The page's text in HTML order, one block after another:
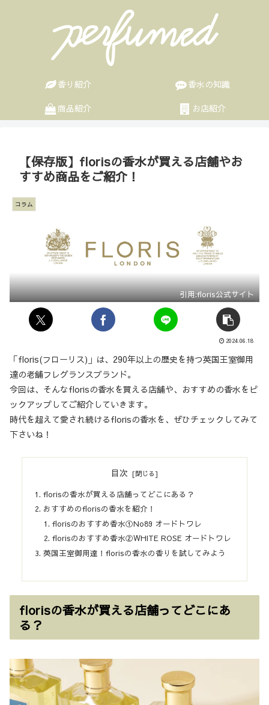
香り紹介
香水の知識
商品紹介
お店紹介
【保存版】florisの香水が買える店舗やお
すすめ商品をご紹介！
コラム
引用:floris公式サイト
2024.06.18
「floris(フローリス)」は、290年以上の歴史を持つ英国王室御用
達の老舗フレグランスブランド。
今回は、そんなflorisの香水を買える店舗や、おすすめの香水をピ
ックアップしてご紹介していきます。
時代を超えて愛され続けるflorisの香水を、ぜひチェックしてみて
下さいね！
目次
florisの香水が買える店舗ってどこにある？
おすすめのflorisの香水を紹介！
florisのおすすめ香水①No89 オードトワレ
florisのおすすめ香水②WHITE ROSE オードトワレ
英国王室御用達！florisの香水の香りを試してみよう
florisの香水が買える店舗ってどこにあ
る？